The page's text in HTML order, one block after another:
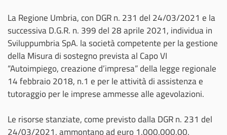
La Regione Umbria, con DGR n. 231 del 24/03/2021 e la
successiva D.G.R. n. 399 del 28 aprile 2021, individua in
Sviluppumbria SpA. la società competente per la gestione
della Misura di sostegno prevista al Capo VI
“Autoimpiego, creazione d’impresa” della legge regionale
14 febbraio 2018, n.1 e per le attività di assistenza e
tutoraggio per le imprese ammesse alle agevolazioni.
Le risorse stanziate, come previsto dalla DGR n. 231 del
24/03/2021, ammontano ad euro 1.000.000,00.